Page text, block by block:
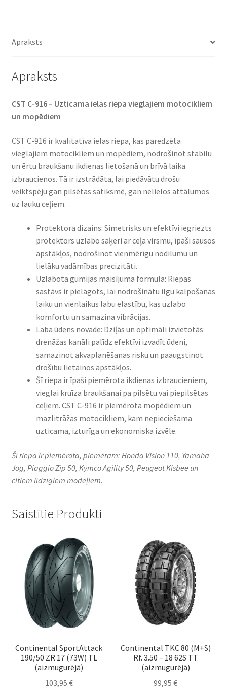
Apraksts
Apraksts
CST C-916 – Uzticama ielas riepa vieglajiem motocikliem
un mopēdiem
CST C-916 ir kvalitatīva ielas riepa, kas paredzēta
vieglajiem motocikliem un mopēdiem, nodrošinot stabilu
un ērtu braukšanu ikdienas lietošanā un brīvā laika
izbraucienos. Tā ir izstrādāta, lai piedāvātu drošu
veiktspēju gan pilsētas satiksmē, gan nelielos attālumos
uz lauku ceļiem.
Protektora dizains: Simetrisks un efektīvi iegriezts
protektors uzlabo saķeri ar ceļa virsmu, īpaši sausos
apstākļos, nodrošinot vienmērīgu nodilumu un
lielāku vadāmības precizitāti.
Uzlabota gumijas maisījuma formula: Riepas
sastāvs ir pielāgots, lai nodrošinātu ilgu kalpošanas
laiku un vienlaikus labu elastību, kas uzlabo
komfortu un samazina vibrācijas.
Laba ūdens novade: Dziļās un optimāli izvietotās
drenāžas kanāli palīdz efektīvi izvadīt ūdeni,
samazinot akvaplanēšanas risku un paaugstinot
drošību lietainos apstākļos.
Šī riepa ir īpaši piemērota ikdienas izbraucieniem,
vieglai kruīza braukšanai pa pilsētu vai piepilsētas
ceļiem. CST C-916 ir piemērota mopēdiem un
mazlitrāžas motocikliem, kam nepieciešama
uzticama, izturīga un ekonomiska izvēle.
Šī riepa ir piemērota, piemēram: Honda Vision 110, Yamaha
Jog, Piaggio Zip 50, Kymco Agility 50, Peugeot Kisbee un
citiem līdzīgiem modeļiem.
Saistītie Produkti
Continental SportAttack
190/50 ZR 17 (73W) TL
(aizmugurējā)
103,95 €
Continental TKC 80 (M+S)
Rf. 3.50 – 18 62S TT
(aizmugurējā)
99,95€